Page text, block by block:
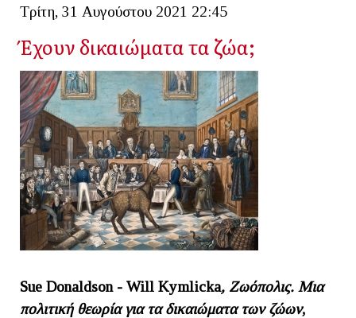
Τρίτη, 31 Αυγούστου 2021 22:45
Έχουν δικαιώματα τα ζώα;
Sue Donaldson - Will Kymlicka, Ζωόπολις. Μια
πολιτική θεωρία για τα δικαιώματα των ζώων,